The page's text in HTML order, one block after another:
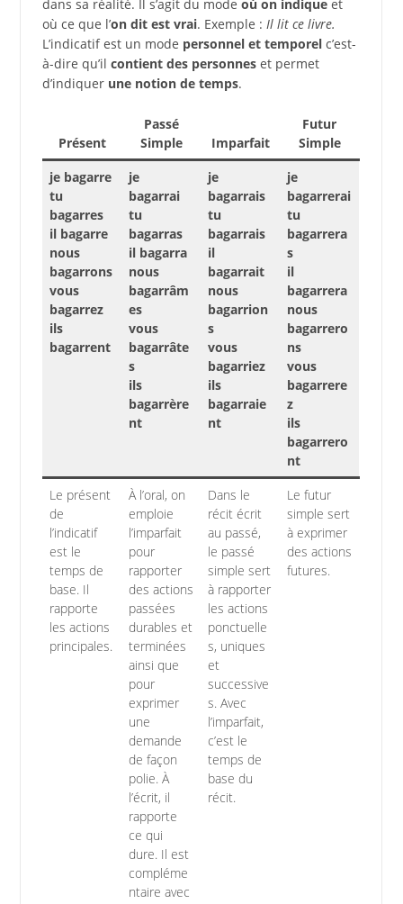
dans sa réalité. Il s’agit du mode où on indiqueet
où ce que l’on dit est vrai. Exemple : Il lit ce livre.
L’indicatif est un mode personnel et temporelc’est-
à-dire qu’il contient des personneset permet
d’indiquer une notion de temps.
Présent
Passé
Simple
Imparfait
Futur
Simple
je bagarre
tu
bagarres
il bagarre
nous
bagarrons
vous
bagarrez
ils
bagarrent
je
bagarrai
tu
bagarras
il bagarra
nous
bagarrâm
es
vous
bagarrâte
s
ils
bagarrère
nt
je
bagarrais
tu
bagarrais
il
bagarrait
nous
bagarrion
s
vous
bagarriez
ils
bagarraie
nt
je
bagarrerai
tu
bagarrera
s
il
bagarrera
nous
bagarrero
ns
vous
bagarrere
z
ils
bagarrero
nt
Le présent
de
l’indicatif
est le
temps de
base. Il
rapporte
les actions
principales.
À l’oral, on
emploie
l’imparfait
pour
rapporter
des actions
passées
durables et
terminées
ainsi que
pour
exprimer
une
demande
de façon
polie. À
l’écrit, il
rapporte
ce qui
dure. Il est
compléme
ntaire avec
Dans le
récit écrit
au passé,
le passé
simple sert
à rapporter
les actions
ponctuelle
s, uniques
et
successive
s. Avec
l’imparfait,
c’est le
temps de
base du
récit.
Le futur
simple sert
à exprimer
des actions
futures.